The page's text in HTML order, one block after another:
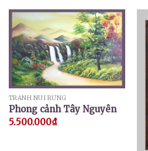
TRANH NÚI RỪNG
Phong cảnh Tây Nguyên
5.500.000₫